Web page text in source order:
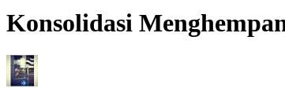
Konsolidasi